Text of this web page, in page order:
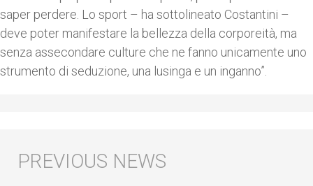
saper perdere. Lo sport – ha sottolineato Costantini –
deve poter manifestare la bellezza della corporeità, ma
senza assecondare culture che ne fanno unicamente uno
strumento di seduzione, una lusinga e un inganno”.